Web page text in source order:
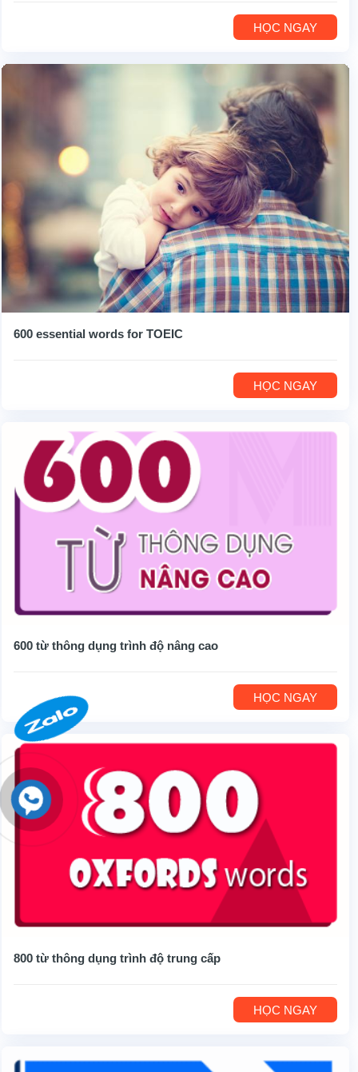
HỌC NGAY
600 essential words for TOEIC
HỌC NGAY
600 từ thông dụng trình độ nâng cao
HỌC NGAY
800 từ thông dụng trình độ trung cấp
HỌC NGAY